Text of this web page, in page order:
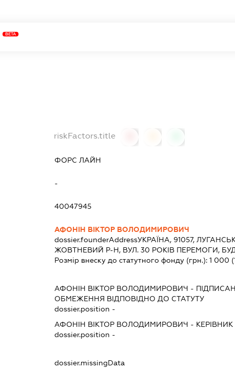
BETA
riskFactors.title
ФОРС ЛАЙН
-
40047945
АФОНІН ВІКТОР ВОЛОДИМИРОВИЧ
dossier.founderAddressУКРАЇНА, 91057,
ЖОВТНЕВИЙ Р-Н, ВУЛ. 30 РОКІВ ПЕРЕМОГИ,
Розмір внеску до статутного фонду (грн.): 1 000
АФОНІН ВІКТОР ВОЛОДИМИРОВИЧ -
ОБМЕЖЕННЯ ВІДПОВІДНО ДО СТАТУТУ
dossier.position -
АФОНІН ВІКТОР ВОЛОДИМИРОВИЧ - КЕРІВНИК
dossier.position -
dossier.missingData